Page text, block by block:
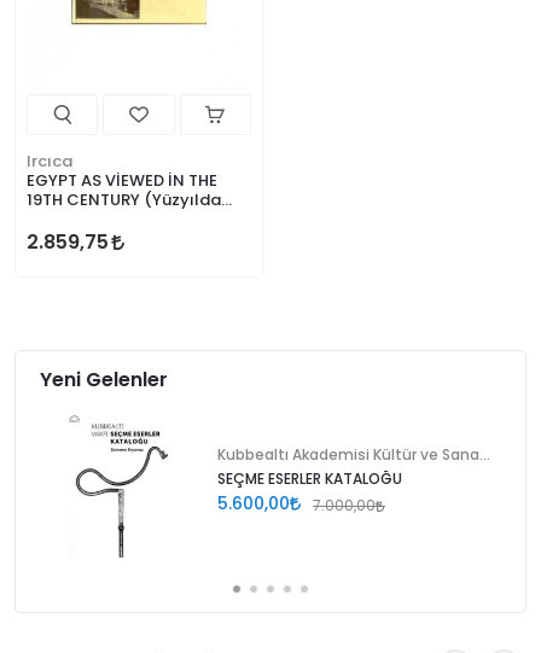
Ircıca
EGYPT AS VİEWED İN THE
19TH CENTURY (Yüzyılda
2.859,75
Yeni Gelenler
SEÇME ESERLER KATALOĞU
5.600,00 7.000,00